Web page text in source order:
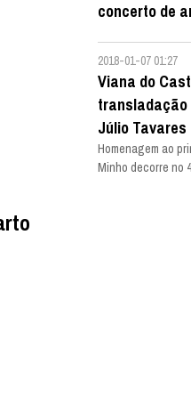
concerto de
2018-01-07 01:27
Viana do
transladação
Júlio
Homenagem ao
Minho decorre no